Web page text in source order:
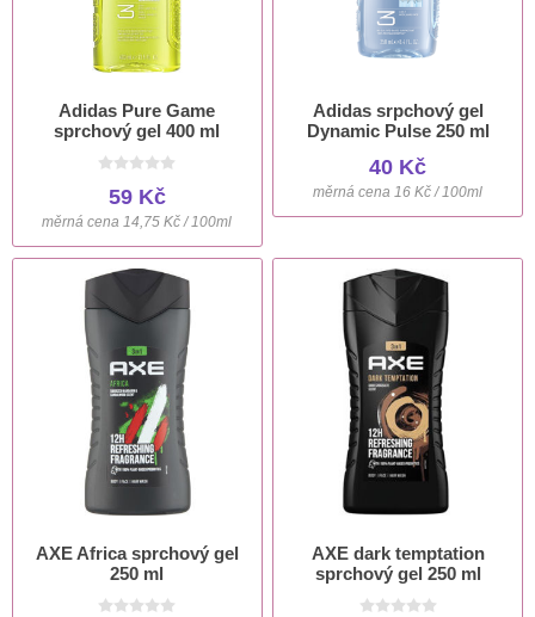
Adidas Pure Game
sprchový gel 400 ml
59 Kč
měrná cena 14,75 Kč / 100ml
Adidas srpchový gel
Dynamic Pulse 250 ml
40 Kč
měrná cena 16 Kč / 100ml
AXE Africa sprchový gel
250 ml
AXE dark temptation
sprchový gel 250 ml